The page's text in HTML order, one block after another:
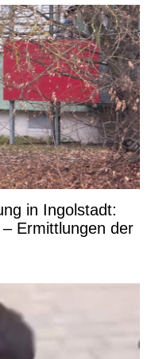
in Ingolstadt:
Ermittlungen der